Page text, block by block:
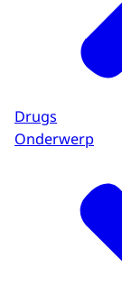
Drugs
Onderwerp